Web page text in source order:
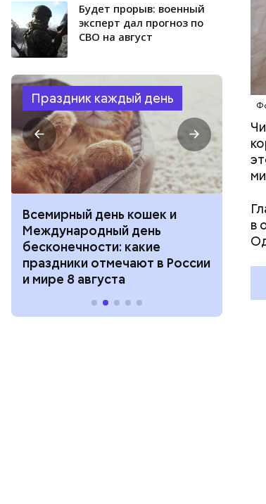
Будет прорыв: военный
эксперт дал прогноз по
СВО на август
Праздник каждый день
Всемирный день кошек и
Международный день
бесконечности: какие
праздники отмечают в России
и мире 8 августа
в